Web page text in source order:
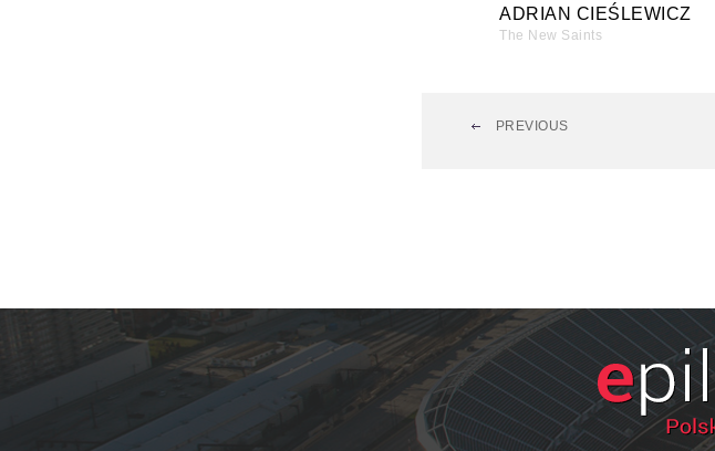
ADRIAN CIEŚLEWICZ
The New Saints
PREVIOUS